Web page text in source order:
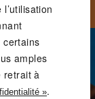
certains
amples
retrait à
».